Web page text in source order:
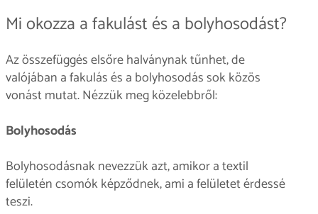
Mi okozza a fakulást és a bolyhosodást?
Az összefüggés elsőre halványnak tűnhet, de
valójában a fakulás és a bolyhosodás sok közös
vonást mutat. Nézzük meg közelebbről:
Bolyhosodás
Bolyhosodásnak nevezzük azt, amikor a textil
felületén csomók képződnek, ami a felületet érdessé
teszi.